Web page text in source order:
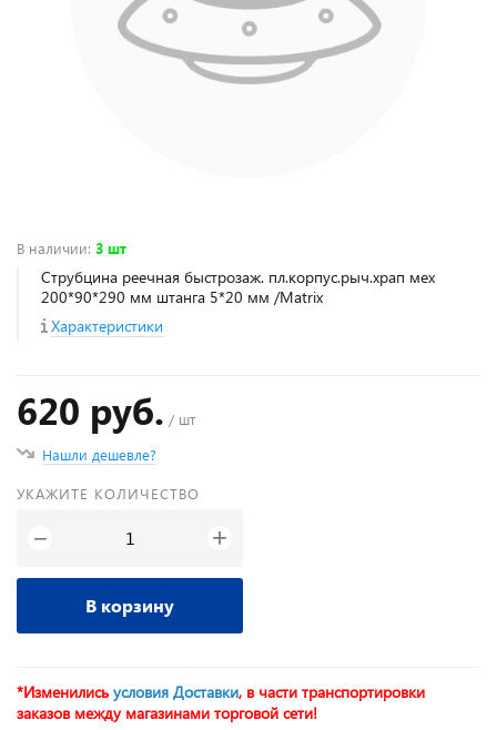
В наличии: 3 шт
Струбцина реечная быстрозаж. пл.корпус.рыч.храп мех
200*90*290 мм штанга 5*20 мм /Matrix
Характеристики
620 руб. / шт
Нашли дешевле?
УКАЖИТЕ КОЛИЧЕСТВО
− +
В корзину
*Изменились условия Доставки, в части транспортировки
заказов между магазинами торговой сети!